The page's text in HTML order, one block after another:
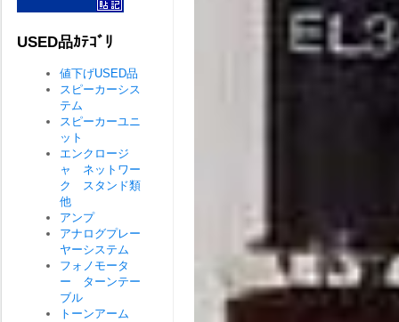
USED品ｶﾃｺﾞﾘ
値下げUSED品
スピーカーシス
テム
スピーカーユニ
ット
エンクロージ
ャ ネットワー
ク スタンド類
他
アンプ
アナログプレー
ヤーシステム
フォノモータ
ー ターンテー
ブル
トーンアーム